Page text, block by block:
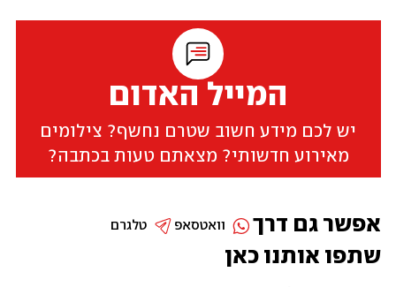
המייל האדום
יש לכם מידע חשוב שטרם נחשף? צילומים
מאירוע חדשותי? מצאתם טעות בכתבה?
שתפו אותנו כאן
אפשר גם דרך טלגרם וואטסאפ